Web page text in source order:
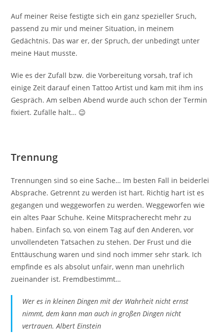
Auf meiner Reise festigte sich ein ganz spezieller Sruch,
passend zu mir und meiner Situation, in meinem
Gedächtnis. Das war er, der Spruch, der unbedingt unter
meine Haut musste.
Wie es der Zufall bzw. die Vorbereitung vorsah, traf ich
einige Zeit darauf einen Tattoo Artist und kam mit ihm ins
Gespräch. Am selben Abend wurde auch schon der Termin
fixiert. Zufälle halt… 😉
Trennung
Trennungen sind so eine Sache… Im besten Fall in beiderlei
Absprache. Getrennt zu werden ist hart. Richtig hart ist es
gegangen und weggeworfen zu werden. Weggeworfen wie
ein altes Paar Schuhe. Keine Mitspracherecht mehr zu
haben. Einfach so, von einem Tag auf den Anderen, vor
unvollendeten Tatsachen zu stehen. Der Frust und die
Enttäuschung waren und sind noch immer sehr stark. Ich
empfinde es als absolut unfair, wenn man unehrlich
zueinander ist. Fremdbestimmt…
Wer es in kleinen Dingen mit der Wahrheit nicht ernst
nimmt, dem kann man auch in großen Dingen nicht
vertrauen. Albert Einstein